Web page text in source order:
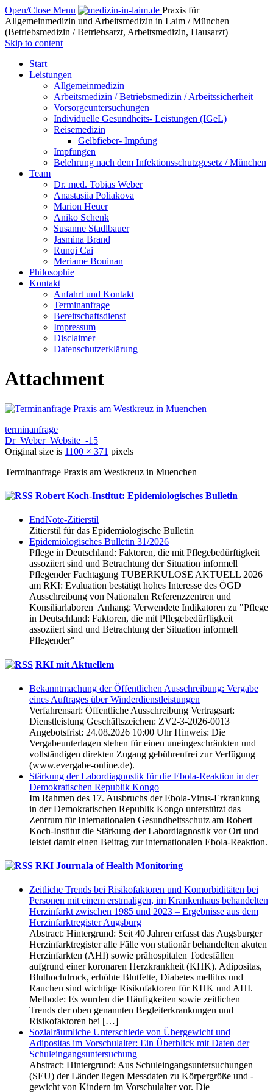
Open/Close Menu
Praxis für
Allgemeinmedizin und Arbeitsmedizin in Laim / München
(Betriebsmedizin / Betriebsarzt, Arbeitsmedizin, Hausarzt)
Skip to content
Start
Leistungen
Allgemeinmedizin
Arbeitsmedizin / Betriebsmedizin / Arbeitssicherheit
Vorsorgeuntersuchungen
Individuelle Gesundheits- Leistungen (IGeL)
Reisemedizin
Gelbfieber- Impfung
Impfungen
Belehrung nach dem Infektionsschutzgesetz / München
Team
Dr. med. Tobias Weber
Anastasiia Poliakova
Marion Heuer
Aniko Schenk
Susanne Stadlbauer
Jasmina Brand
Runqi Cai
Meriame Bouinan
Philosophie
Kontakt
Anfahrt und Kontakt
Terminanfrage
Bereitschaftsdienst
Impressum
Disclaimer
Datenschutzerklärung
Attachment
terminanfrage
Dr_Weber_Website_-15
Original size is 1100 × 371 pixels
Terminanfrage Praxis am Westkreuz in Muenchen
Robert Koch-Institut: Epidemiologisches Bulletin
EndNote-Zitierstil
Zitierstil für das Epidemiologische Bulletin
Epidemio­logisches Bulletin 31/2026
Pflege in Deutschland: Faktoren, die mit Pflegebedürftigkeit
assoziiert sind und Betrachtung der Situation informell
Pflegender Fachtagung TUBERKULOSE AKTUELL 2026
am RKI: Evaluation bestätigt hohes Interesse des ÖGD
Ausschreibung von Nationalen Referenzzentren und
Konsiliarlaboren Anhang: Verwendete Indikatoren zu "Pflege
in Deutschland: Faktoren, die mit Pflegebedürftigkeit
assoziiert sind und Betrachtung der Situation informell
Pflegender"
RKI mit Aktuellem
Bekanntmachung der Öffentlichen Ausschreibung: Vergabe
eines Auftrages über Winderdienstleistungen
Verfahrensart: Öffentliche Ausschreibung Vertragsart:
Dienstleistung Geschäftszeichen: ZV2-3-2026-0013
Angebotsfrist: 24.08.2026 10:00 Uhr Hinweis: Die
Vergabeunterlagen stehen für einen uneingeschränkten und
vollständigen direkten Zugang gebührenfrei zur Verfügung
(www.evergabe-online.de).
Stärkung der Labordiagnostik für die Ebola-Reaktion in der
Demo­kratischen Republik Kongo
Im Rahmen des 17. Ausbruchs der Ebola-Virus-Erkrankung
in der Demokratischen Republik Kongo unterstützt das
Zentrum für Internationalen Gesundheitsschutz am Robert
Koch-Institut die Stärkung der Labordiagnostik vor Ort und
leistet damit einen Beitrag zur internationalen Ebola-Reaktion.
RKI Journala of Health Monitoring
Zeitliche Trends bei Risiko­faktoren und Komorbiditäten bei
Personen mit einem erstmaligen, im Krankenhaus behandelten
Herzinfarkt zwischen 1985 und 2023 – Ergebnisse aus dem
Herzinfarkt­register Augsburg
Abstract: Hintergrund: Seit 40 Jahren erfasst das Augsburger
Herzinfarktregister alle Fälle von stationär behandelten akuten
Herzinfarkten (AHI) sowie prähospitalen Todesfällen
aufgrund einer koronaren Herzkrankheit (KHK). Adipositas,
Bluthochdruck, erhöhte Blutfette, Diabetes mellitus und
Rauchen sind wichtige Risikofaktoren für KHK und AHI.
Methode: Es wurden die Häufigkeiten sowie zeitlichen
Trends der oben genannten Begleiterkrankungen und
Risikofaktoren bei […]
Sozialräumliche Unterschiede von Übergewicht und
Adipositas im Vorschulalter: Ein Überblick mit Daten der
Schuleingangs­untersuchung
Abstract: Hintergrund: Aus Schuleingangsuntersuchungen
(SEU) der Länder liegen Messdaten zu Körpergröße und -
gewicht von Kindern im Vorschulalter vor. Die